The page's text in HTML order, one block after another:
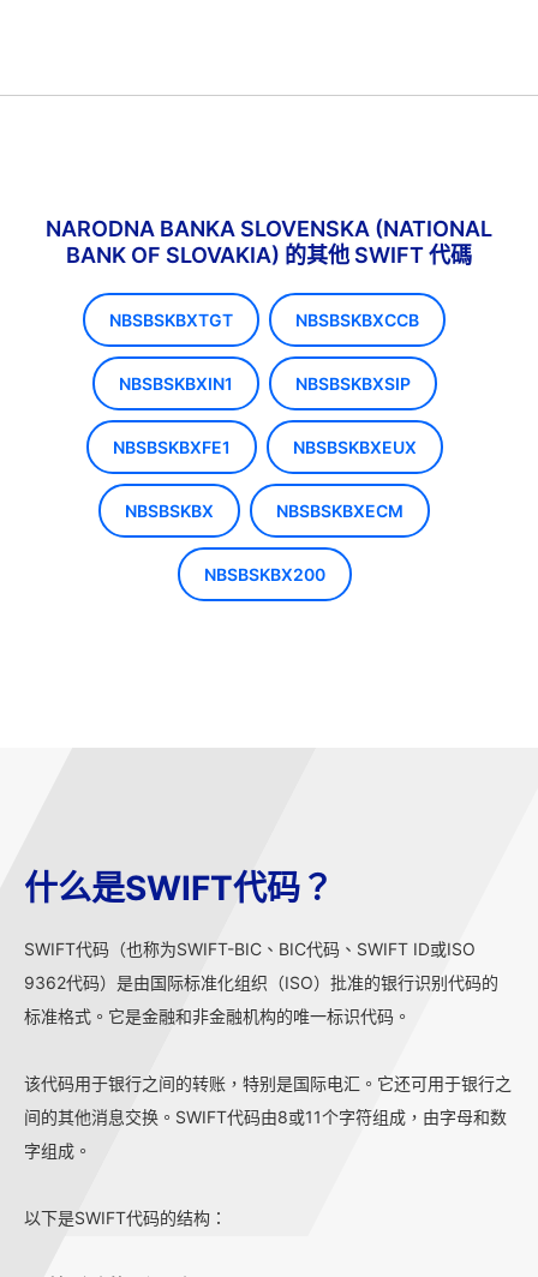
NARODNA BANKA SLOVENSKA (NATIONAL
BANK OF SLOVAKIA) 的其他 SWIFT 代碼
NBSBSKBXTGT NBSBSKBXCCB
NBSBSKBXIN1 NBSBSKBXSIP
NBSBSKBXFE1 NBSBSKBXEUX
NBSBSKBX NBSBSKBXECM
NBSBSKBX200
什么是SWIFT代码？
SWIFT代码（也称为SWIFT-BIC、BIC代码、SWIFT ID或ISO
9362代码）是由国际标准化组织（ISO）批准的银行识别代码的
标准格式。它是金融和非金融机构的唯一标识代码。
该代码用于银行之间的转账，特别是国际电汇。它还可用于银行之
间的其他消息交换。SWIFT代码由8或11个字符组成，由字母和数
字组成。
以下是SWIFT代码的结构：